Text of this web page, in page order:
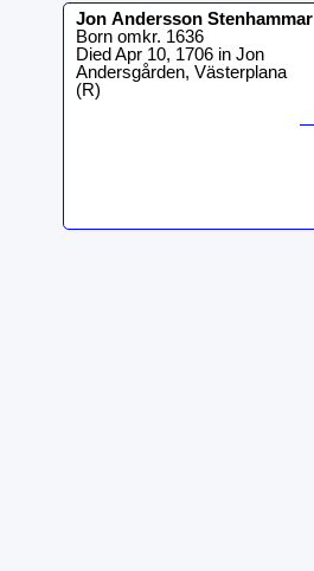
Jon Andersson Stenhammar
Born omkr. 1636
Died Apr 10, 1706 in Jon
Andersgården, Västerplana
(R)